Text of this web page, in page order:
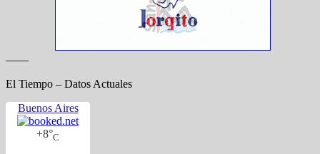
——
El Tiempo – Datos Actuales
Buenos Aires
+8°C